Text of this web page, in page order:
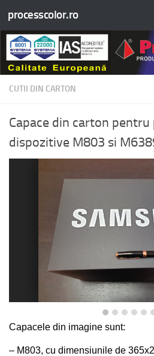
Skip to content
processcolor.ro
CUTII DIN CARTON
Capace din carton
dispozitive M803 si
Capacele din imagine sunt:
– M803, cu dimensiunile de